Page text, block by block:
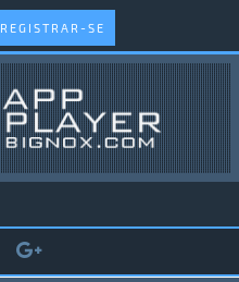
REGISTRAR-SE